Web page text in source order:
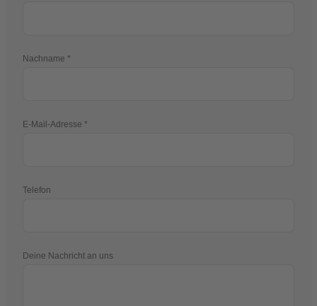
Nachname
E-Mail-Adresse
Telefon
Deine Nachricht an uns